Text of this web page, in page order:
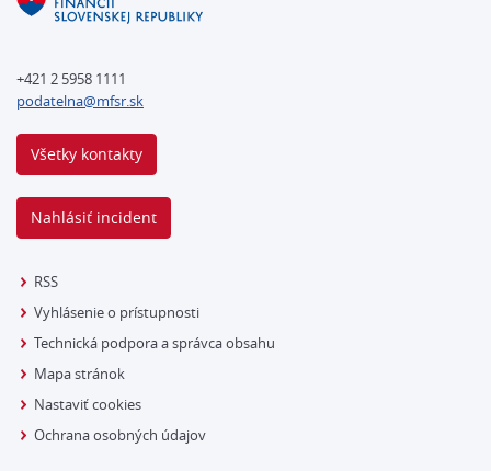
+421 2 5958 1111
podatelna@mfsr.sk
Všetky kontakty
Nahlásiť incident
RSS
Vyhlásenie o prístupnosti
Technická podpora a správca obsahu
Mapa stránok
Nastaviť cookies
Ochrana osobných údajov